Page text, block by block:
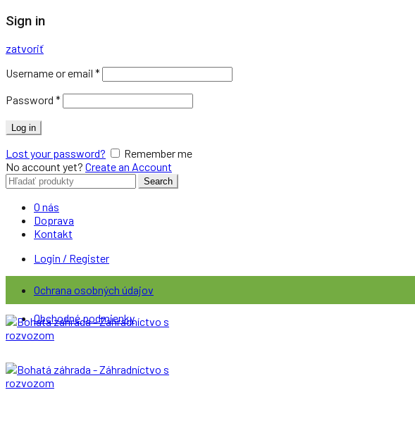
Sign in
zatvoriť
Username or email *
Password *
Log in
Lost your password?
Remember me
No account yet? Create an Account
Search
for:
Search
O nás
Doprava
Kontakt
Login / Register
Ochrana osobných údajov
Obchodné podmienky